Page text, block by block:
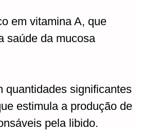
em vitamina A, que
saúde da mucosa
quantidades significantes
estimula a produção de
pela libido.